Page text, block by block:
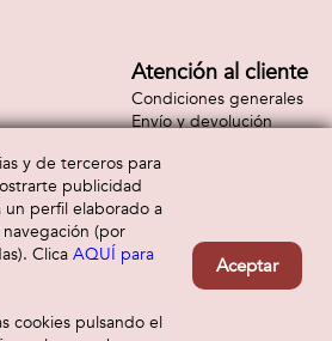
Atención al cliente
Condiciones generales
Envío y devolución
y de terceros para
publicidad
un perfil elaborado a
(por
Clica AQUÍ para
cookies pulsando el
Aceptar